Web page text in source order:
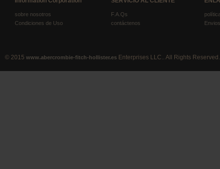
sobre nosotros
Condiciones de Uso
F.A.Qs
contáctenos
© 2015 www.abercrombie-fitch-hollister.es Enterprises LLC.. All Rights Reserved.